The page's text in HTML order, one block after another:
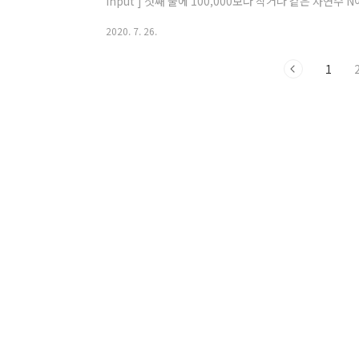
초과...? 이 경우에는 readline 모듈을 사용할때
2020. 7. 26.
1 2